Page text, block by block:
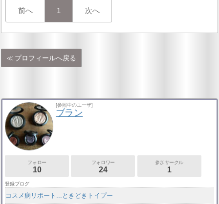
前へ 1 次へ
プロフィールへ戻る
[参照中のユーザ]
ブラン
フォロー
10
フォロワー
24
参加サークル
1
登録ブログ
コスメ病リポート...ときどきトイプー